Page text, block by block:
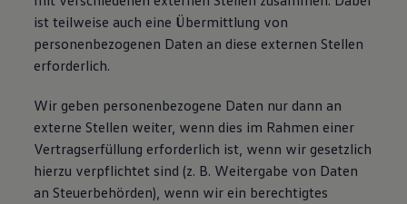
ist teilweise auch eine Übermittlung von
personenbezogenen Daten an diese externen Stellen
erforderlich.
Wir geben personenbezogene Daten nur dann an
externe Stellen weiter, wenn dies im Rahmen einer
Vertragserfüllung erforderlich ist, wenn wir gesetzlich
hierzu verpflichtet sind (z. B. Weitergabe von Daten
an Steuerbehörden), wenn wir ein berechtigtes